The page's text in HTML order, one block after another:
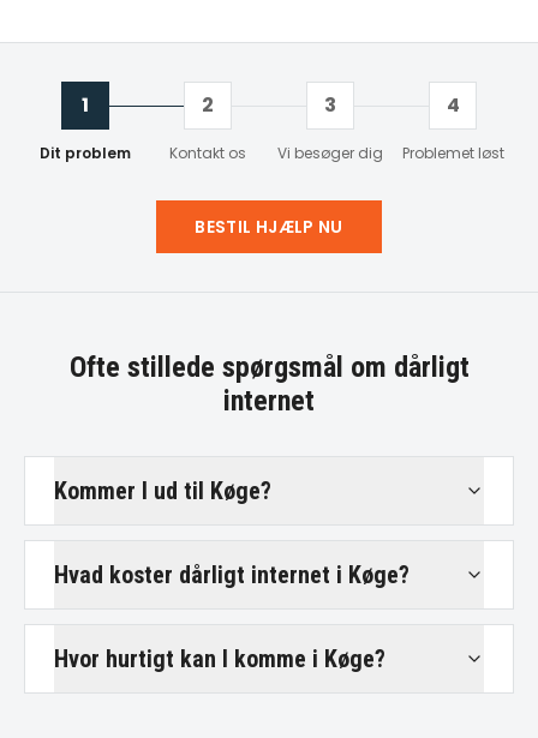
1
Dit problem
2
Kontakt os
3
Vi besøger dig
4
Problemet løst
BESTIL HJÆLP NU
Ofte stillede spørgsmål om dårligt
internet
Kommer I ud til Køge?
Hvad koster dårligt internet i Køge?
Hvor hurtigt kan I komme i Køge?